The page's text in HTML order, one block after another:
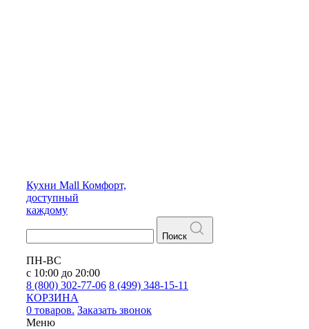
Кухни Mall Комфорт,
доступный
каждому
Поиск
ПН-ВС
с 10:00 до 20:00
8 (800) 302-77-06 8 (499) 348-15-11
КОРЗИНА
0 товаров. Заказать звонок
Меню